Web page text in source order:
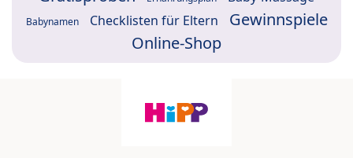
Babynamen Checklisten für Eltern
Gewinnspiele
Online-Shop